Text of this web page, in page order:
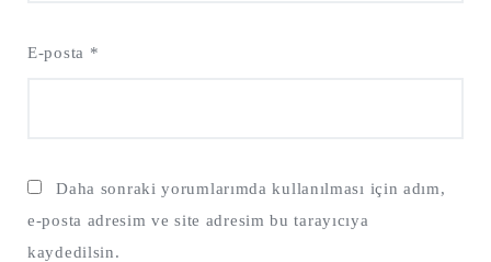
E-posta *
Daha sonraki yorumlarımda kullanılması için adım,
e-posta adresim ve site adresim bu tarayıcıya
kaydedilsin.